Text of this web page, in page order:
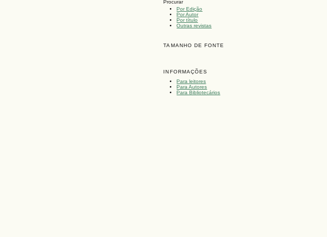
Procurar
Por Edição
Por Autor
Por título
Outras revistas
TAMANHO DE FONTE
INFORMAÇÕES
Para leitores
Para Autores
Para Bibliotecários